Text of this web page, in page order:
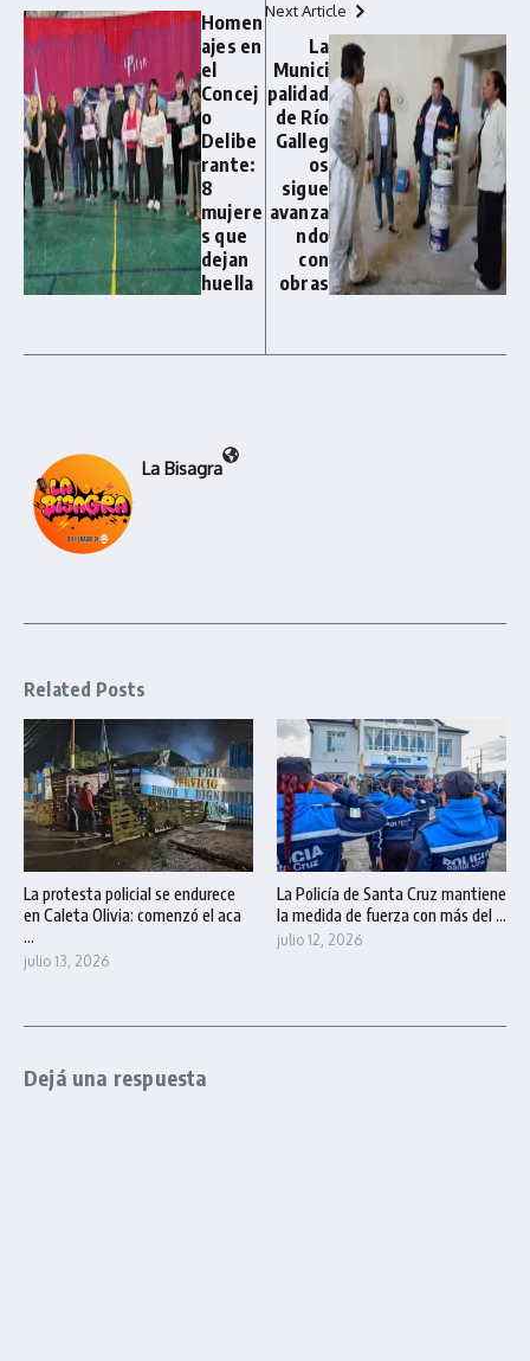
Homen
ajes en
el
Concej
o
Delibe
rante:
8
mujere
s que
dejan
huella
Next Article
La
Munici
palidad
de Río
Galleg
os
sigue
avanza
ndo
con
obras
La Bisagra
Related Posts
La protesta policial se endurece
en Caleta Olivia: comenzó el aca
...
julio 13, 2026
La Policía de Santa Cruz mantiene
la medida de fuerza con más del ...
julio 12, 2026
Dejá una respuesta